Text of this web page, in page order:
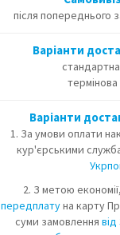
після попереднього
Варіанти
термінова
Варіанти
1. За умови оплати
кур'єрськими
2. З метою
передплатуна карту
суми замовлення